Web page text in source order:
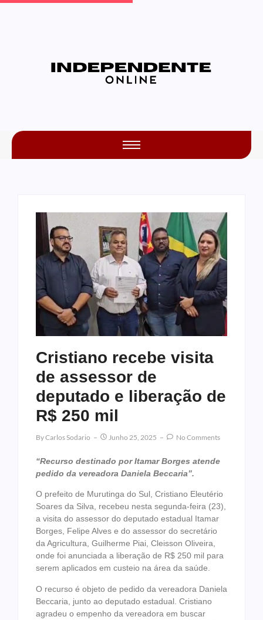
Cristiano recebe visita
de assessor de
deputado e liberação de
R$ 250 mil
ByCarlos Sodario Junho 25, 2025 No Comments
“Recurso destinado por Itamar Borges atende
pedido da vereadora Daniela Beccaria”.
O prefeito de Murutinga do Sul, Cristiano Eleutério
Soares da Silva, recebeu nesta segunda-feira (23),
a visita do assessor do deputado estadual Itamar
Borges, Felipe Alves e do assessor do secretário
da Agricultura, Guilherme Piai, Cleisson Oliveira,
onde foi anunciada a liberação de R$ 250 mil para
serem aplicados em custeio na área da saúde.
O recurso é objeto de pedido da vereadora Daniela
Beccaria, junto ao deputado estadual. Cristiano
agradeu o empenho da vereadora em buscar